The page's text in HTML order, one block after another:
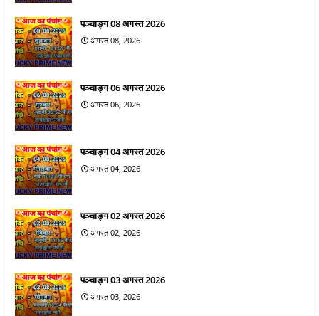
पञ्चाङ्ग 08 अगस्त 2026
अगस्त 08, 2026
पञ्चाङ्ग 06 अगस्त 2026
अगस्त 06, 2026
पञ्चाङ्ग 04 अगस्त 2026
अगस्त 04, 2026
पञ्चाङ्ग 02 अगस्त 2026
अगस्त 02, 2026
पञ्चाङ्ग 03 अगस्त 2026
अगस्त 03, 2026